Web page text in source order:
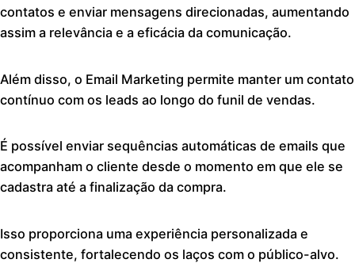
contatos e enviar mensagens direcionadas, aumentando
assim a relevância e a eficácia da comunicação.
Além disso, o Email Marketing permite manter um contato
contínuo com os leads ao longo do funil de vendas.
É possível enviar sequências automáticas de emails que
acompanham o cliente desde o momento em que ele se
cadastra até a finalização da compra.
Isso proporciona uma experiência personalizada e
consistente, fortalecendo os laços com o público-alvo.